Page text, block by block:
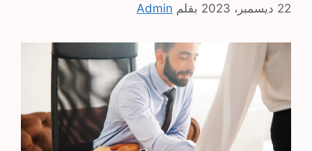
22 ديسمبر، 2023 بقلم Admin